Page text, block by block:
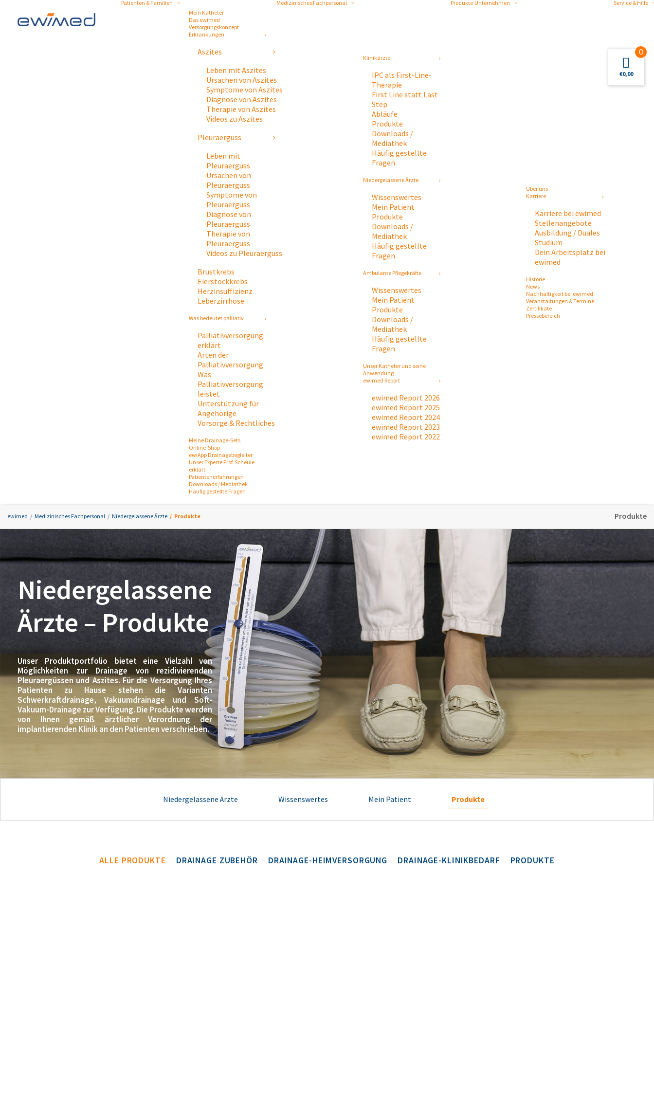
Patienten & Familien
Mein Katheter
Das ewimed
Versorgungskonzept
Erkrankungen
Aszites
Leben mit Aszites
Ursachen von Aszites
Symptome von Aszites
Diagnose von Aszites
Therapie von Aszites
Videos zu Aszites
Pleuraerguss
Leben mit
Pleuraerguss
Ursachen von
Pleuraerguss
Symptome von
Pleuraerguss
Diagnose von
Pleuraerguss
Therapie von
Pleuraerguss
Videos zu Pleuraerguss
Brustkrebs
Eierstockkrebs
Herzinsuffizienz
Leberzirrhose
Was bedeutet palliativ
Palliativversorgung
erklärt
Arten der
Palliativversorgung
Was
Palliativversorgung
leistet
Unterstützung für
Angehörige
Vorsorge & Rechtliches
Meine Drainage-Sets
Online-Shop
ewiApp Drainagebegleiter
Unser Experte Prof. Scheule
erklärt
Patientenerfahrungen
Downloads / Mediathek
Häufig gestellte Fragen
Medizinisches Fachpersonal
Klinikärzte
IPC als First-Line-
Therapie
First Line statt Last
Step
Abläufe
Produkte
Downloads /
Mediathek
Häufig gestellte
Fragen
Niedergelassene Ärzte
Wissenswertes
Mein Patient
Produkte
Downloads /
Mediathek
Häufig gestellte
Fragen
Ambulante Pflegekräfte
Wissenswertes
Mein Patient
Produkte
Downloads /
Mediathek
Häufig gestellte
Fragen
Unser Katheter und seine
Anwendung
ewimed Report
ewimed Report 2026
ewimed Report 2025
ewimed Report 2024
ewimed Report 2023
ewimed Report 2022
Produkte Unternehmen
Über uns
Karriere
Karriere bei ewimed
Stellenangebote
Ausbildung / Duales
Studium
Dein Arbeitsplatz bei
ewimed
Historie
News
Nachhaltigkeit bei ewimed
Veranstaltungen & Termine
Zertifikate
Pressebereich
Service & Hilfe
Produkte
ewimed Medizinisches Fachpersonal Niedergelassene Ärzte Produkte
Niedergelassene
Ärzte – Produkte
Unser Produktportfolio bietet eine Vielzahl von
Möglichkeiten zur Drainage von rezidivierenden
Pleuraergüssen und Aszites. Für die Versorgung Ihres
Patienten zu Hause stehen die Varianten
Schwerkraftdrainage, Vakuumdrainage und Soft-
Vakuum-Drainage zur Verfügung. Die Produkte werden
von Ihnen gemäß ärztlicher Verordnung der
implantierenden Klinik an den Patienten verschrieben.
Niedergelassene Ärzte Wissenswertes Mein Patient Produkte
ALLE PRODUKTE DRAINAGE ZUBEHÖR DRAINAGE-HEIMVERSORGUNG DRAINAGE-KLINIKBEDARF PRODUKTE
0
€0,00